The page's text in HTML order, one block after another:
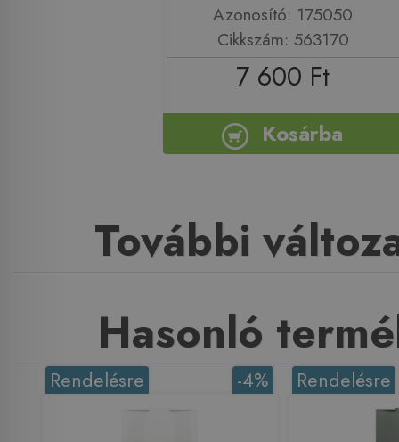
Azonosító: 175050
Cikkszám: 563170
7 600 Ft
Kosárba
További
Hasonló
-4%
Rendelésre Rendelésre